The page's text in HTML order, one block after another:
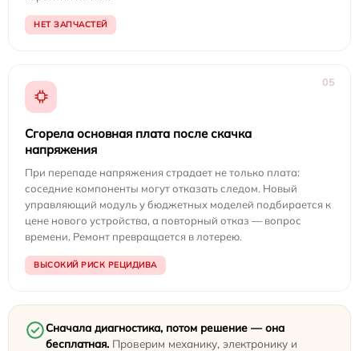
НЕТ ЗАПЧАСТЕЙ
05
Сгорела основная плата после скачка
напряжения
При перепаде напряжения страдает не только плата:
соседние компоненты могут отказать следом. Новый
управляющий модуль у бюджетных моделей подбирается к
цене нового устройства, а повторный отказ — вопрос
времени. Ремонт превращается в лотерею.
ВЫСОКИЙ РИСК РЕЦИДИВА
Сначала диагностика, потом решение — она
бесплатная. Проверим механику, электронику и